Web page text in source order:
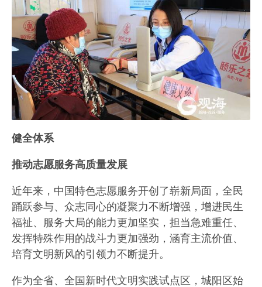
健全体系
推动志愿服务高质量发展
近年来，中国特色志愿服务开创了崭新局面，全民
踊跃参与、众志同心的凝聚力不断增强，增进民生
福祉、服务大局的能力更加坚实，担当急难重任、
发挥特殊作用的战斗力更加强劲，涵育主流价值、
培育文明新风的引领力不断提升。
作为全省、全国新时代文明实践试点区，城阳区始